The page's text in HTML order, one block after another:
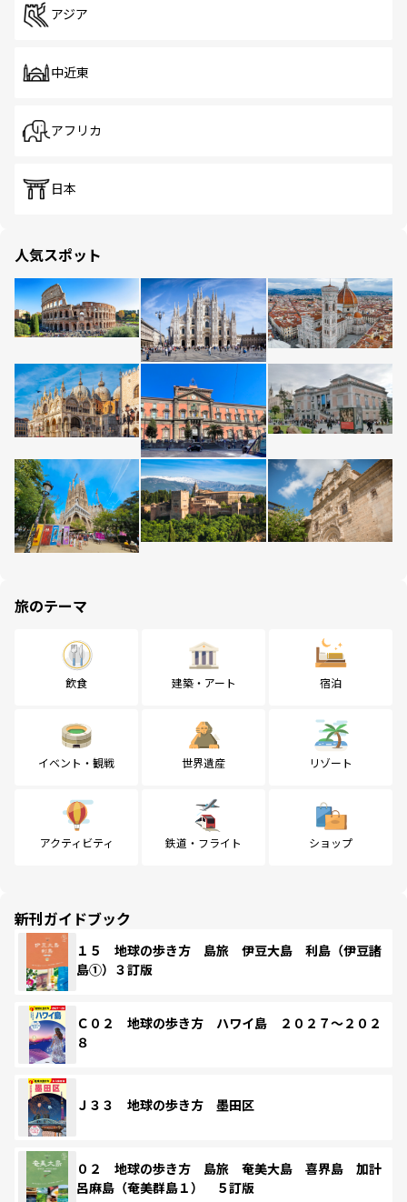
アジア
中近東
アフリカ
日本
人気スポット
旅のテーマ
飲食 建築・アート 宿泊
イベント・観戦 世界遺産 リゾート
アクティビティ 鉄道・フライト ショップ
新刊ガイドブック
１５ 地球の歩き方 島旅 伊豆大島 利島（伊豆諸
島①）３訂版
Ｃ０２ 地球の歩き方 ハワイ島 ２０２７～２０２
８
Ｊ３３ 地球の歩き方 墨田区
０２ 地球の歩き方 島旅 奄美大島 喜界島 加計
呂麻島（奄美群島１） ５訂版